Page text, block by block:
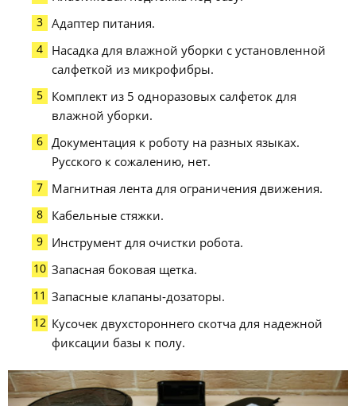
Адаптер питания.
Насадка для влажной уборки с установленной
салфеткой из микрофибры.
Комплект из 5 одноразовых салфеток для
влажной уборки.
Документация к роботу на разных языках.
Русского к сожалению, нет.
Магнитная лента для ограничения движения.
Кабельные стяжки.
Инструмент для очистки робота.
Запасная боковая щетка.
Запасные клапаны-дозаторы.
Кусочек двухстороннего скотча для надежной
фиксации базы к полу.